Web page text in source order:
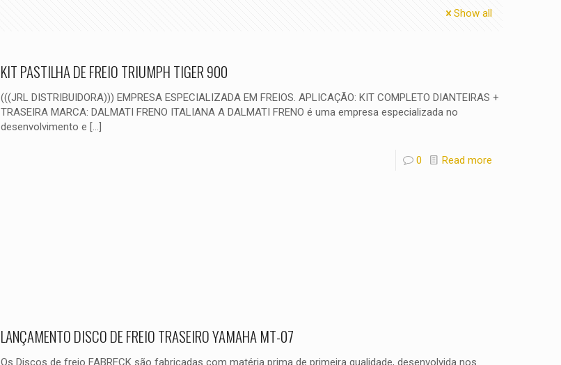
Show all
KIT PASTILHA DE FREIO TRIUMPH TIGER 900
(((JRL DISTRIBUIDORA))) EMPRESA ESPECIALIZADA EM FREIOS. APLICAÇÃO: KIT COMPLETO DIANTEIRAS +
TRASEIRA MARCA: DALMATI FRENO ITALIANA A DALMATI FRENO é uma empresa especializada no
desenvolvimento e […]
0 Read more
LANÇAMENTO DISCO DE FREIO TRASEIRO YAMAHA MT-07
Os Discos de freio FABRECK são fabricadas com matéria prima de primeira qualidade, desenvolvida nos